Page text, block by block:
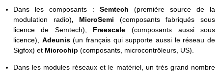
Dans les composants : Semtech (première source de la
modulation radio), MicroSemi (composants fabriqués sous
licence de Semtech), Freescale (composants aussi sous
licence), Adeunis(un français qui supporte aussi le réseau de
Sigfox) et Microchip (composants, microcontrôleurs, US).
Dans les modules réseaux et le matériel, un très grand nombre